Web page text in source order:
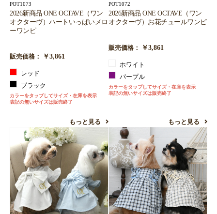
POT1073
2026新商品 ONE OCTAVE（ワン
オクターヴ）ハートいっぱいメロ
ーワンピ
販売価格： ￥3,861
レッド
ブラック
カラーをタップしてサイズ・在庫を表示
表記の無いサイズは販売終了
もっと見る
POT1072
2026新商品 ONE OCTAVE（ワン
オクターヴ）お花チュールワンピ
販売価格： ￥3,861
ホワイト
パープル
カラーをタップしてサイズ・在庫を表示
表記の無いサイズは販売終了
もっと見る